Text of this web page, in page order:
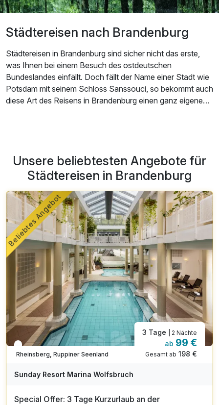
Städtereisen nach Brandenburg
Städtereisen in Brandenburg sind sicher nicht das erste,
was Ihnen bei einem Besuch des ostdeutschen
Bundeslandes einfällt. Doch fällt der Name einer Stadt wie
Potsdam mit seinem Schloss Sanssouci, so bekommt auch
diese Art des Reisens in Brandenburg einen ganz eigenen
Unsere beliebtesten Angebote für
Städtereisen in Brandenburg
Beliebtes Angebot
In 1 Woche wieder frei
Rheinsberg, Ruppiner Seenland
3 Tage | 2 Nächte
ab 99 €
Gesamt ab 198 €
Sunday Resort Marina Wolfsbruch
Special Offer: 3 Tage Kurzurlaub an der